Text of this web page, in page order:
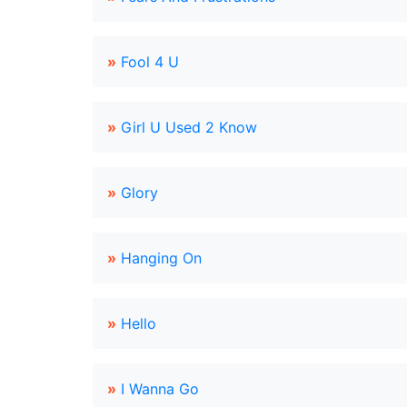
» Fool 4 U
» Girl U Used 2 Know
» Glory
» Hanging On
» Hello
» I Wanna Go